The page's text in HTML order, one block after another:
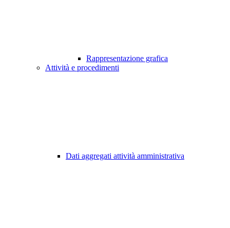
Rappresentazione grafica
Attività e procedimenti
Dati aggregati attività amministrativa